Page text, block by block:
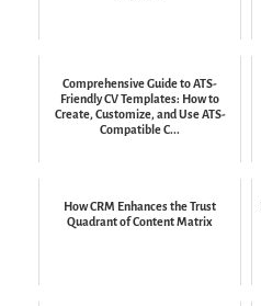
Comprehensive Guide to ATS-
Friendly CV Templates: How to
Create, Customize, and Use ATS-
Compatible C...
How CRM Enhances the Trust
Quadrant of Content Matrix